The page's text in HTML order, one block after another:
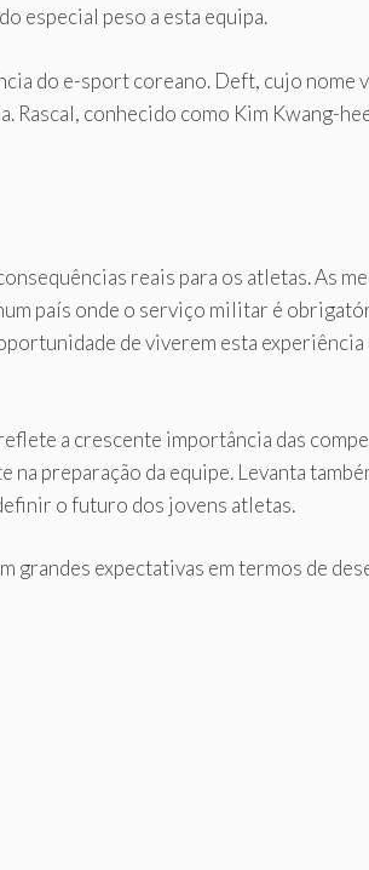
especial peso a esta equipa.
do e-sport coreano. Deft, cujo nome
Rascal, conhecido como Kim Kwang-
reais para os atletas. As
país onde o serviço militar é
de viverem esta experiência
a crescente importância das
preparação da equipe. Levanta
o futuro dos jovens atletas.
expectativas em termos de